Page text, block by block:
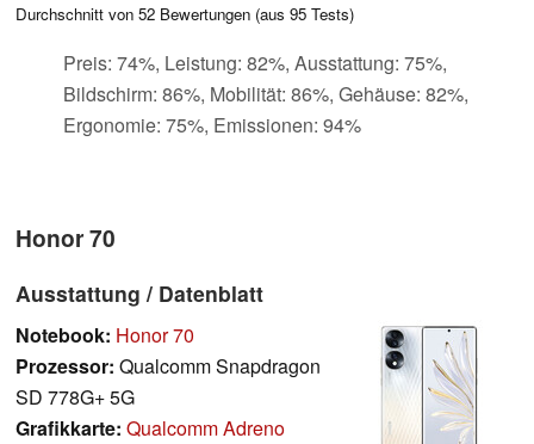
Durchschnitt von 52 Bewertungen (aus 95 Tests)
Preis: 74%, Leistung: 82%, Ausstattung: 75%,
Bildschirm: 86%, Mobilität: 86%, Gehäuse: 82%,
Ergonomie: 75%, Emissionen: 94%
Honor 70
Ausstattung / Datenblatt
Notebook: Honor 70
Prozessor: Qualcomm Snapdragon
SD 778G+ 5G
Grafikkarte: Qualcomm Adreno